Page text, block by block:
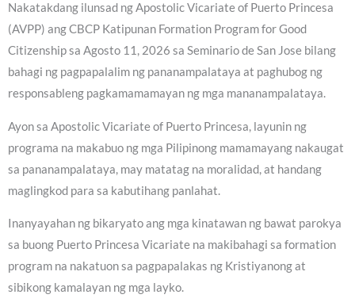
Nakatakdang ilunsad ng Apostolic Vicariate of Puerto Princesa
(AVPP) ang CBCP Katipunan Formation Program for Good
Citizenship sa Agosto 11, 2026 sa Seminario de San Jose bilang
bahagi ng pagpapalalim ng pananampalataya at paghubog ng
responsableng pagkamamamayan ng mga mananampalataya.
Ayon sa Apostolic Vicariate of Puerto Princesa, layunin ng
programa na makabuo ng mga Pilipinong mamamayang nakaugat
sa pananampalataya, may matatag na moralidad, at handang
maglingkod para sa kabutihang panlahat.
Inanyayahan ng bikaryato ang mga kinatawan ng bawat parokya
sa buong Puerto Princesa Vicariate na makibahagi sa formation
program na nakatuon sa pagpapalakas ng Kristiyanong at
sibikong kamalayan ng mga layko.